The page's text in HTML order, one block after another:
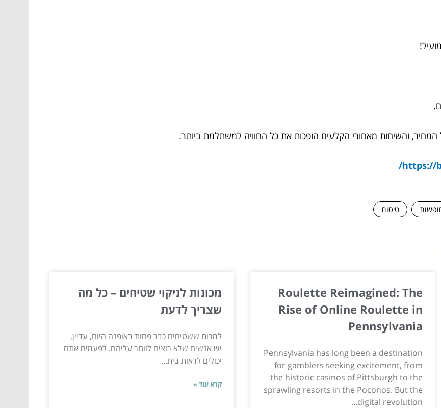
והשיחות מאחורי הקלעים הופכות את כל החוויה למשתלמת ביותר.
https://
טיסות
Roulette Reimagined: The
Rise of Online Roulette in
Pennsylvania
Pennsylvania has long been a destination
for gamblers seeking excitement, from
the historic casinos of Pittsburgh to the
sprawling resorts in the Poconos. But the
digital revolution...
מכונות לניקוי שטיחים – כל מה
שצריך לדעת
למרות ששטיחים כבר פחות באופנה היום, עדיין,
יש אנשים שלא רוצים לוותר עליהם. לפעמים אתם
יכולים לראות בית...
קרא עוד »